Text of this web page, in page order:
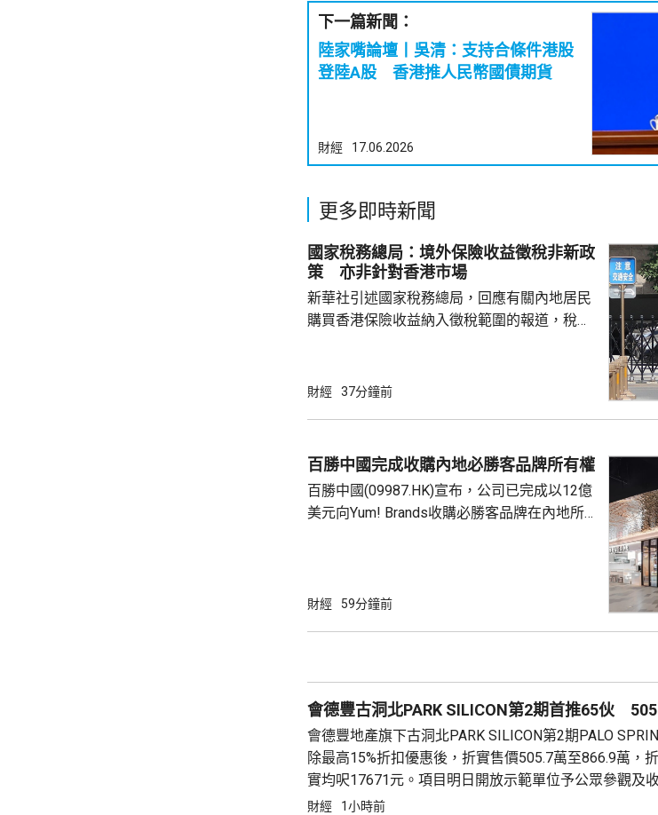
下一篇新聞：
陸家嘴論壇丨吳清：支持合條件港股
登陸A股 香港推人民幣國債期貨
財經 17.06.2026
更多即時新聞
國家稅務總局：境外保險收益徵稅非新政
策 亦非針對香港市場
新華社引述國家稅務總局，回應有關內地居民
購買香港保險收益納入徵稅範圍的報道，稅務
行納稅義務，境外保險收益也屬於應納稅所得
從境外取得，包括保險收益在內，應依法繳納
個人所得稅，是國際通行做法，亦是中國個人
所得稅法實施以來，一直堅持的基本原則...
財經 37分鐘前
百勝中國完成收購內地必勝客品牌所有權
百勝中國(09987.HK)宣布，公司已完成以12億
美元向Yum! Brands收購必勝客品牌在內地所
800家。 免去向Yum! Brands支付3%的特許經
財經 59分鐘前
會德豐古洞北PARK SILICON第2期首推65伙
會德豐地產旗下古洞北PARK SILICON第2期PALO
除最高15%折扣優惠後，折實售價505.7萬至866.9萬，
實均呎17671元。項目明日開放示範單位予公眾參觀及
財經 1小時前